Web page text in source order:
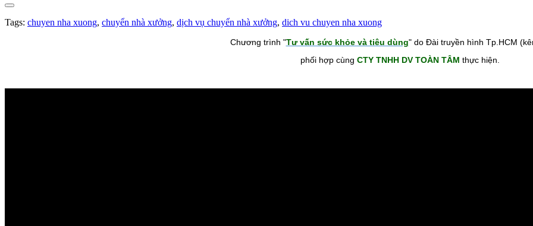
Tags: chuyen nha xuong, chuyển nhà xưởng, dịch vụ chuyển nhà xưởng, dich vu chuyen nha xuong
Chương trình "Tư vấn sức khỏe và tiêu dùng" do Đài truyền hình Tp.HCM
phối hợp cùng CTY TNHH DV TOÀN TÂM thực hiện.